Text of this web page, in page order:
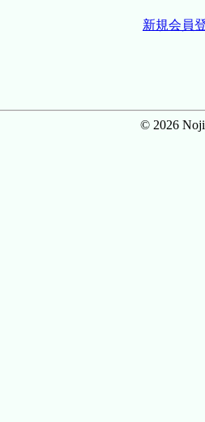
新規会員
© 2026